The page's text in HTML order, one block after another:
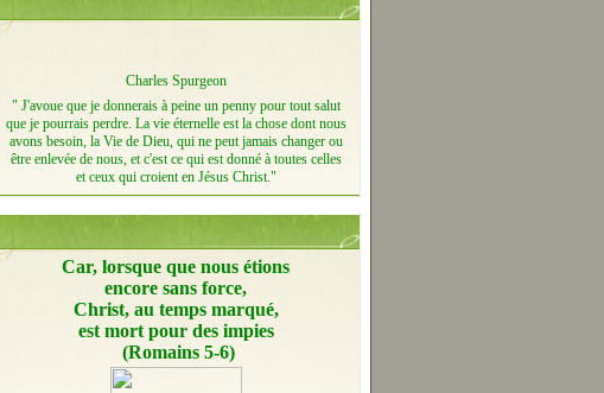
Charles Spurgeon
" J'avoue que je donnerais à peine un penny pour tout salut
que je pourrais perdre. La vie éternelle est la chose dont nous
avons besoin, la Vie de Dieu, qui ne peut jamais changer ou
être enlevée de nous, et c'est ce qui est donné à toutes celles
et ceux qui croient en Jésus Christ."
Car, lorsque que nous étions
encore sans force,
Christ, au temps marqué,
est mort pour des impies
(Romains 5-6)